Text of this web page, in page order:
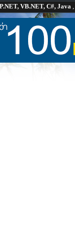
VB.NET, C#, Java ,